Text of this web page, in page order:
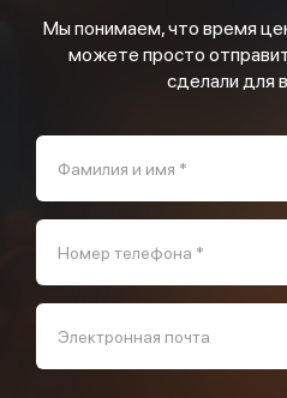
Мы понимаем, что время
можете просто
сделали для
Фамилия и имя *
Номер телефона *
Электронная почта